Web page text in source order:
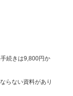
続きは9,800円か
らない資料があり